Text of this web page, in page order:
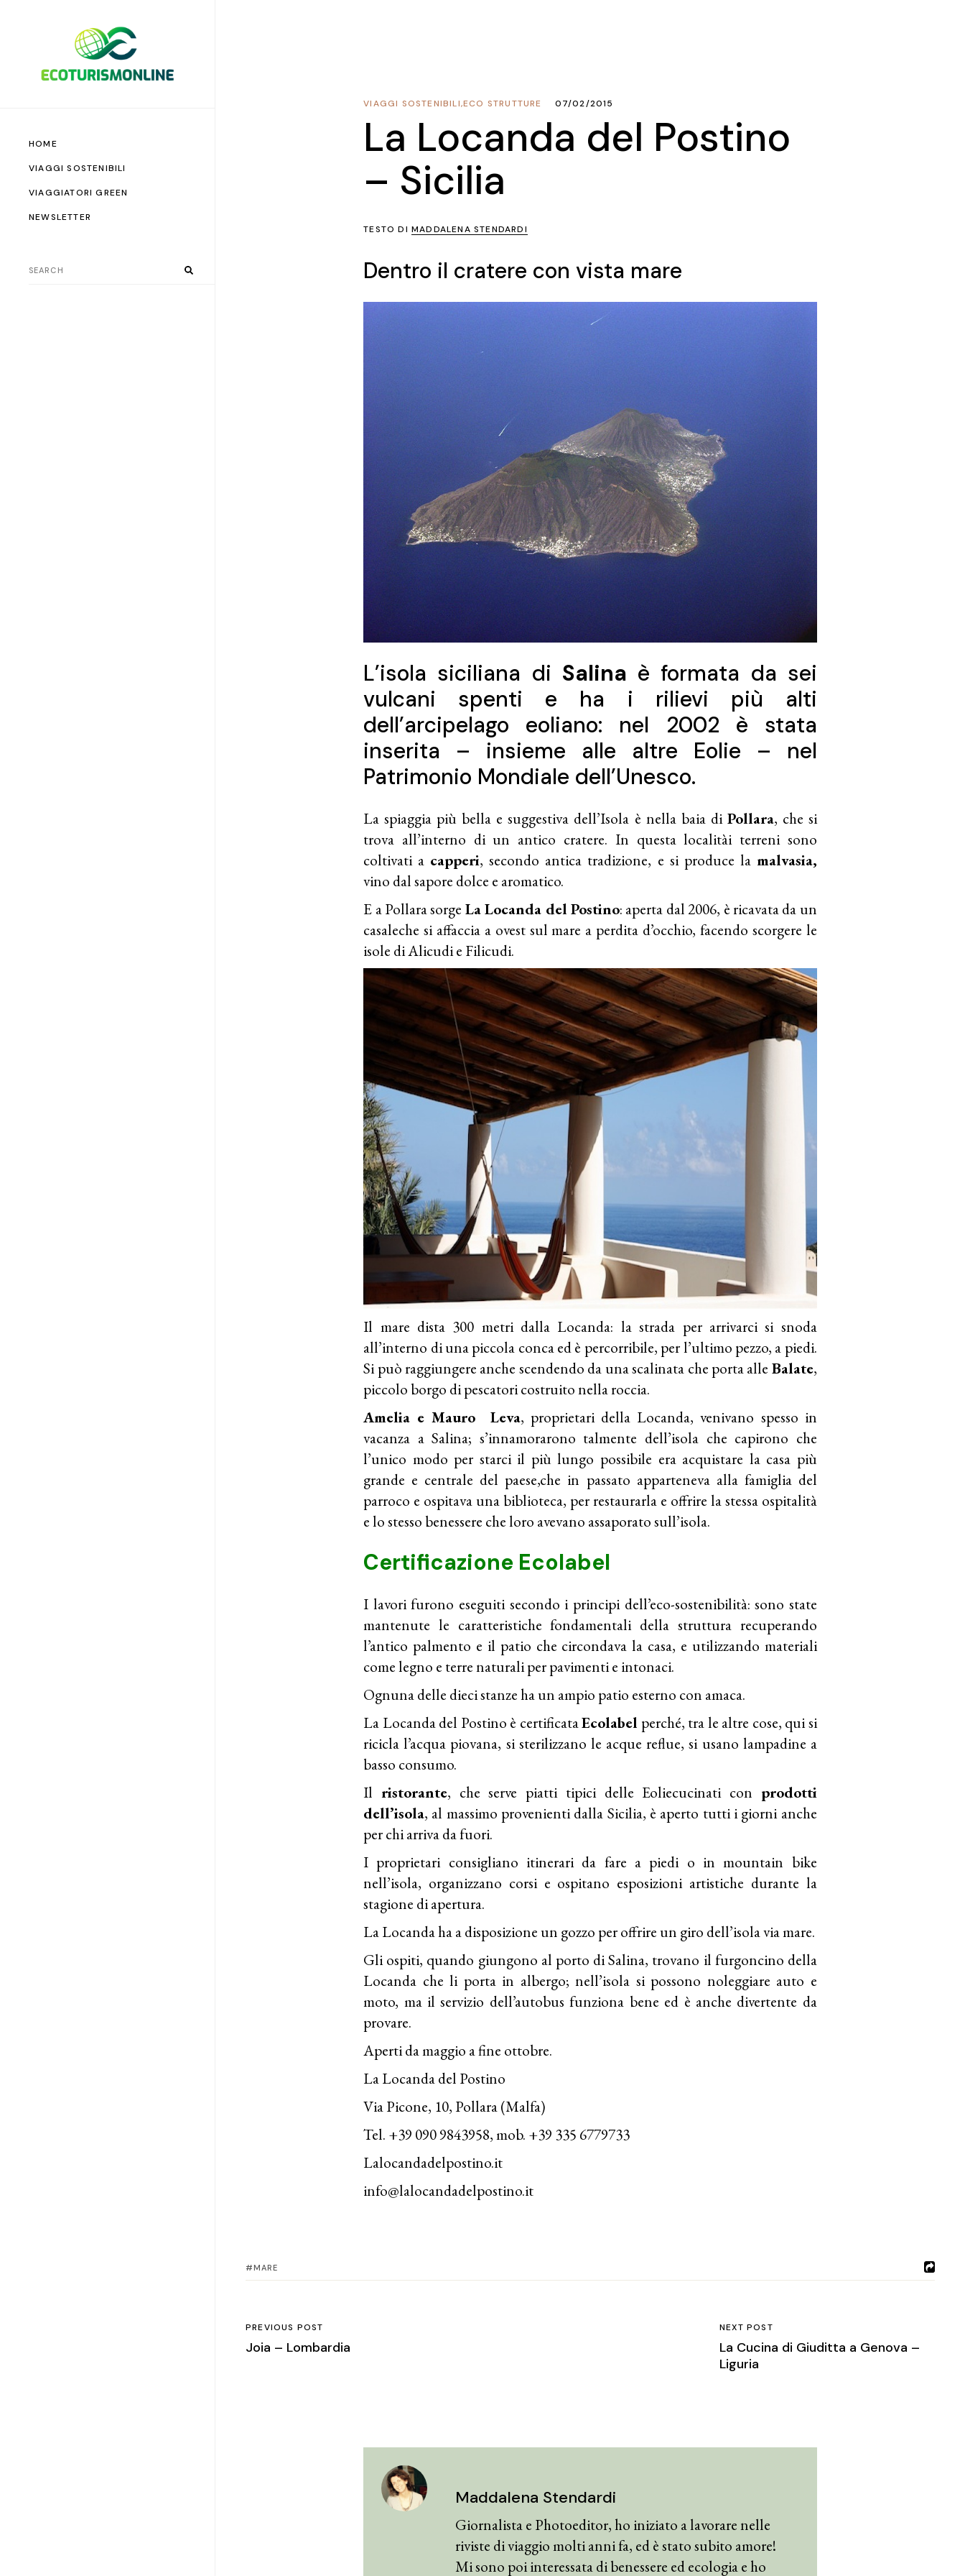
HOME
VIAGGI SOSTENIBILI
VIAGGIATORI GREEN
NEWSLETTER
ECO STRUTTURE
,
VIAGGI SOSTENIBILI 07/02/2015
La Locanda del Postino
– Sicilia
TESTO DI MADDALENA STENDARDI
Dentro il cratere con vista mare
L’isola siciliana di Salina è formata da sei
vulcani spenti e ha i rilievi più alti
dell’arcipelago eoliano: nel 2002 è stata
inserita – insieme alle altre Eolie – nel
Patrimonio Mondiale dell’Unesco.
La spiaggia più bella e suggestiva dell’Isola è nella baia di Pollara, che si
trova all’interno di un antico cratere. In questa localitài terreni sono
coltivati a capperi, secondo antica tradizione, e si produce la malvasia,
vino dal sapore dolce e aromatico.
E a Pollara sorge La Locanda del Postino: aperta dal 2006, è ricavata da un
casaleche si affaccia a ovest sul mare a perdita d’occhio, facendo scorgere le
isole di Alicudi e Filicudi.
Il mare dista 300 metri dalla Locanda: la strada per arrivarci si snoda
all’interno di una piccola conca ed è percorribile, per l’ultimo pezzo, a piedi.
Si può raggiungere anche scendendo da una scalinata che porta alle Balate,
piccolo borgo di pescatori costruito nella roccia.
Amelia e Mauro Leva, proprietari della Locanda, venivano spesso in
vacanza aSalina; s’innamorarono talmente dell’isola che capirono che
l’unico modo per starci il più lungo possibile era acquistare la casa più
grande e centrale del paese,che in passato apparteneva alla famiglia del
parroco e ospitava una biblioteca, per restaurarla e offrire la stessa ospitalità
e lo stesso benessere che loro avevano assaporato sull’isola.
Certificazione Ecolabel
I lavori furono eseguiti secondo i principi dell’eco-sostenibilità: sono state
mantenute le caratteristiche fondamentali della struttura recuperando
l’antico palmento e il patio che circondava la casa, e utilizzando materiali
come legno e terre naturali per pavimenti e intonaci.
Ognuna delle dieci stanze ha un ampio patio esterno con amaca.
La Locanda del Postino è certificataEcolabel perché, tra le altre cose, qui si
ricicla l’acqua piovana, si sterilizzano le acque reflue, si usano lampadine a
basso consumo.
Il ristorante, che serve piatti tipici delle Eoliecucinati con prodotti
dell’isola, al massimo provenienti dalla Sicilia, è aperto tutti i giorni anche
per chi arriva da fuori.
I proprietari consigliano itinerari da fare a piedi o in mountain bike
nell’isola, organizzano corsi e ospitano esposizioni artistiche durante la
stagione di apertura.
La Locanda ha a disposizione un gozzo per offrire un giro dell’isola via mare.
Gli ospiti, quando giungono al porto di Salina, trovano il furgoncino della
Locanda che li porta in albergo; nell’isola si possono noleggiare auto e
moto, ma il servizio dell’autobus funziona bene ed è anche divertente da
provare.
Aperti da maggio a fine ottobre.
La Locanda del Postino
Via Picone, 10, Pollara (Malfa)
Tel. +39 090 9843958, mob. +39 335 6779733
Lalocandadelpostino.it
info@lalocandadelpostino.it
MARE
PREVIOUS POST
Joia – Lombardia
NEXT POST
La Cucina di Giuditta a Genova –
Liguria
Maddalena Stendardi
Giornalista e Photoeditor, ho iniziato a lavorare nelle
riviste di viaggio molti anni fa, ed è stato subito amore!
Mi sono poi interessata di benessere ed ecologia e ho